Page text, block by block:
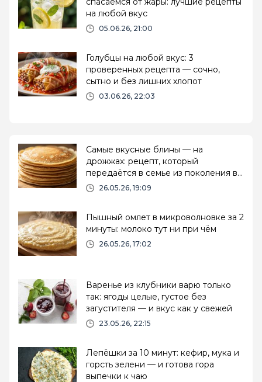
на любой вкус
05.06.26, 21:00
Голубцы на любой вкус: 3
проверенных рецепта — сочно,
сытно и без лишних хлопот
03.06.26, 22:03
Самые вкусные блины — на
дрожжах: рецепт, который
передаётся в семье из поколения в
поколение
26.05.26, 19:09
Пышный омлет в микроволновке за 2
минуты: молоко тут ни при чём
26.05.26, 17:02
Варенье из клубники варю только
так: ягоды целые, густое без
загустителя — и вкус как у свежей
23.05.26, 22:15
Лепёшки за 10 минут: кефир, мука и
горсть зелени — и готова гора
выпечки к чаю